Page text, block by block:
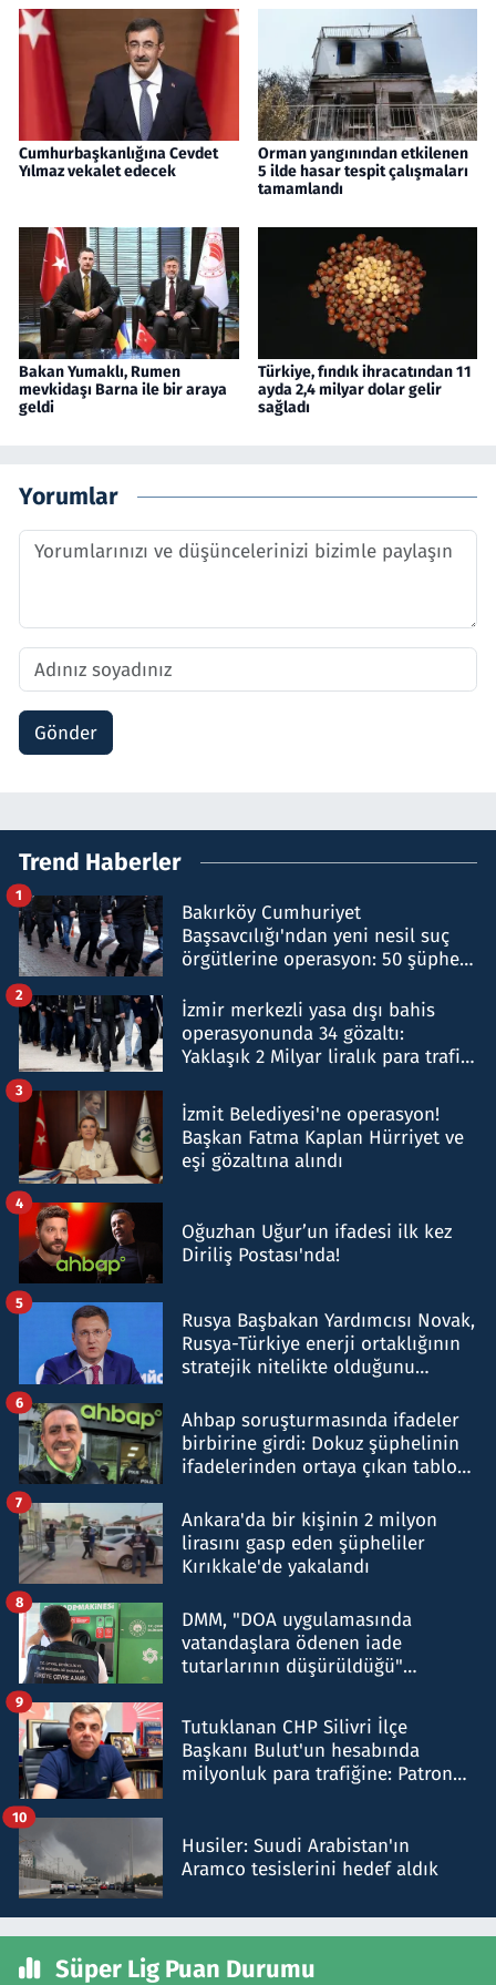
Cumhurbaşkanlığına Cevdet
Yılmaz vekalet edecek
Orman yangınından etkilenen
5 ilde hasar tespit çalışmaları
tamamlandı
Bakan Yumaklı, Rumen
mevkidaşı Barna ile bir araya
geldi
Türkiye, fındık ihracatından 11
ayda 2,4 milyar dolar gelir
sağladı
Yorumlar
Gönder
Trend Haberler
Bakırköy Cumhuriyet
Başsavcılığı'ndan yeni nesil suç
örgütlerine operasyon: 50 şüpheli
1
İzmir merkezli yasa dışı bahis
operasyonunda 34 gözaltı:
Yaklaşık 2 Milyar liralık para trafiği
2
İzmit Belediyesi'ne operasyon!
Başkan Fatma Kaplan Hürriyet ve
eşi gözaltına alındı
3
Oğuzhan Uğur’un ifadesi ilk kez
Diriliş Postası'nda!
4
Rusya Başbakan Yardımcısı Novak,
Rusya-Türkiye enerji ortaklığının
stratejik nitelikte olduğunu
5
Ahbap soruşturmasında ifadeler
birbirine girdi: Dokuz şüphelinin
ifadelerinden ortaya çıkan tablo
6
Ankara'da bir kişinin 2 milyon
lirasını gasp eden şüpheliler
Kırıkkale'de yakalandı
7
DMM, "DOA uygulamasında
vatandaşlara ödenen iade
tutarlarının düşürüldüğü"
8
Tutuklanan CHP Silivri İlçe
Başkanı Bulut'un hesabında
milyonluk para trafiğine: Patron
9
Husiler: Suudi Arabistan'ın
Aramco tesislerini hedef aldık
10
Süper Lig Puan Durumu